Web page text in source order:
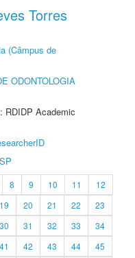
Torres
(Câmpus de
ODONTOLOGIA
RDIDP Academic
8 9 10 11
12
19 20 21 22
23
30 31 32 33
34
41 42 43 44
45